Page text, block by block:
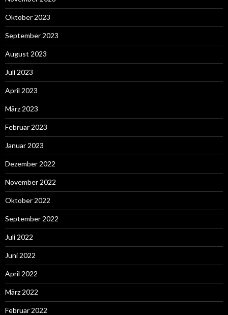
Oktober 2023
September 2023
August 2023
Juli 2023
April 2023
März 2023
Februar 2023
Januar 2023
Dezember 2022
November 2022
Oktober 2022
September 2022
Juli 2022
Juni 2022
April 2022
März 2022
Februar 2022